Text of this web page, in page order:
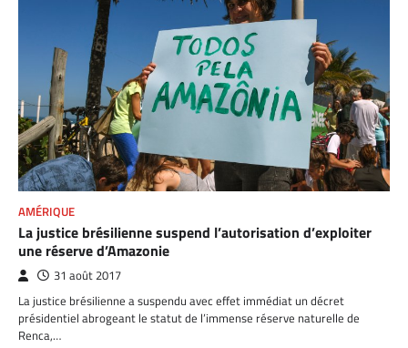
AMÉRIQUE
La justice brésilienne suspend l’autorisation d’exploiter
une réserve d’Amazonie
31 août 2017
La justice brésilienne a suspendu avec effet immédiat un décret
présidentiel abrogeant le statut de l’immense réserve naturelle de
Renca,…